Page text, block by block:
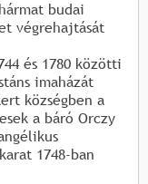
budai
végrehajtását
és 1780 közötti
imaházát
községben a
a báró Orczy
1748-ban